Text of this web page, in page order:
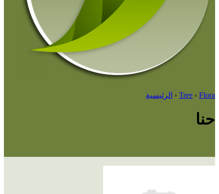
Tree ‹ Flora
‹ الرئيسية
حنا